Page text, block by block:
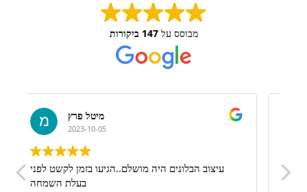
מבוסס על147 ביקורות
דניאל אזולאי
2023-09-13
מןשלםםםם ברמות